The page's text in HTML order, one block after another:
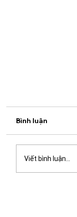
Bình luận
Viết bình luận...